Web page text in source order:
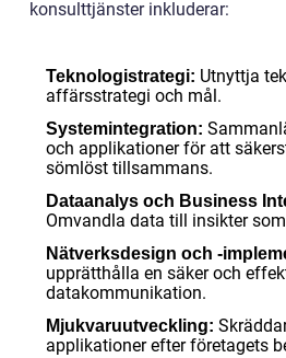
konsulttjänster inkluderar:
Teknologistrategi: Utnyttja
affärsstrategi och mål.
Systemintegration:
och applikationer för att
sömlöst tillsammans.
Dataanalys och Business
Omvandla data till insikter
Nätverksdesign och -
upprätthålla en säker och
datakommunikation.
Mjukvaruutveckling:
applikationer efter företagets